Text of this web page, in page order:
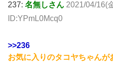
237: 名無しさん 2021/04/16(
ID:YPmL0Mcq0
>>236
お気に入りのタコヤちゃんが